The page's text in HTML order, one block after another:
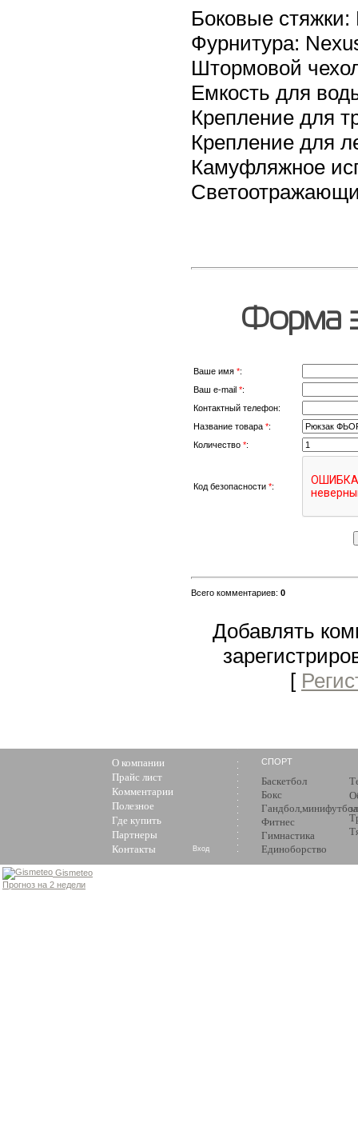
Боковые стяжки:
Фурнитура:
Штормовой
Емкость для
Крепление для
Крепление для
Камуфляжное
Форма
Ваше имя *:
Ваш e-mail *:
Контактный телефон:
Название товара *:
Количество *:
Код безопасности *:
Всего комментариев: 0
Добавлять
[
О компании
Прайс лист
Комментарии
Полезное
Где купить
Партнеры
Контакты
СПОРТ
Баскетбол
Бокс
Гандбол,минифутбол
Фитнес
Гимнастика
Единоборство
Вход
Gismeteo
Прогноз на 2 недели